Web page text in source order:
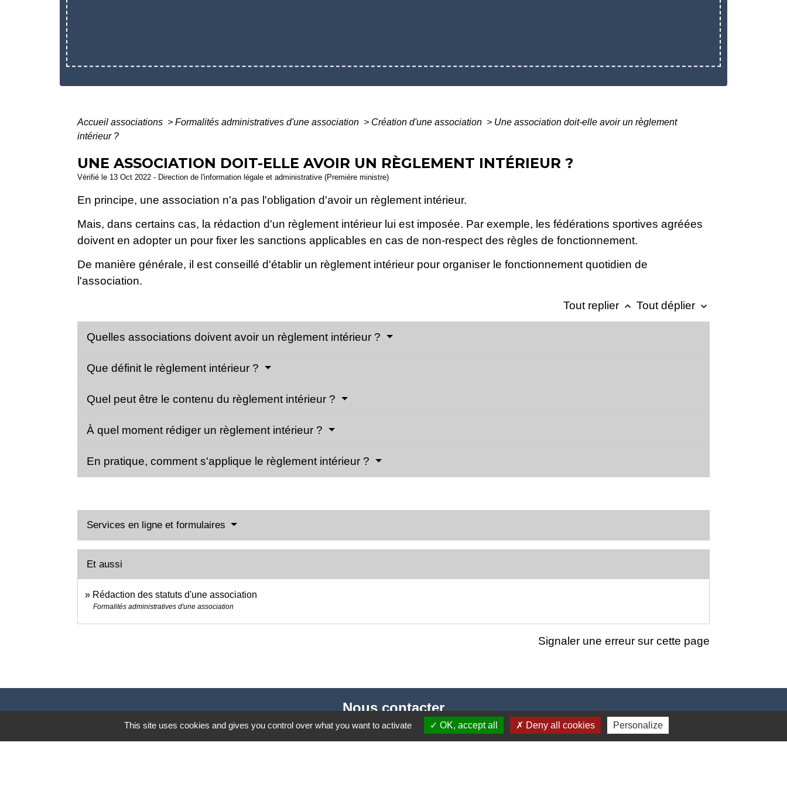
Accueil associations > Formalités administratives d'une association > Création d'une association > Une association doit-elle avoir un règlement
intérieur ?
UNE ASSOCIATION DOIT-ELLE AVOIR UN RÈGLEMENT INTÉRIEUR ?
Vérifié le 13 Oct 2022 - Direction de l'information légale et administrative (Première ministre)
En principe, une association n'a pas l'obligation d'avoir un règlement intérieur.
Mais, dans certains cas, la rédaction d'un règlement intérieur lui est imposée. Par exemple, les fédérations sportives agréées
doivent en adopter un pour fixer les sanctions applicables en cas de non-respect des règles de fonctionnement.
De manière générale, il est conseillé d'établir un règlement intérieur pour organiser le fonctionnement quotidien de
l'association.
Tout replier keyboard_arrow_up Tout déplier keyboard_arrow_down
Quelles associations doivent avoir un règlement intérieur ?
Que définit le règlement intérieur ?
Quel peut être le contenu du règlement intérieur ?
À quel moment rédiger un règlement intérieur ?
En pratique, comment s'applique le règlement intérieur ?
Services en ligne et formulaires
Et aussi
Rédaction des statuts d'une association
Formalités administratives d'une association
Signaler une erreur sur cette page
Nous contacter
Commune de Puylaurens
This site uses cookies and gives you control over what you want to activate OK, accept all Deny all cookies Personalize